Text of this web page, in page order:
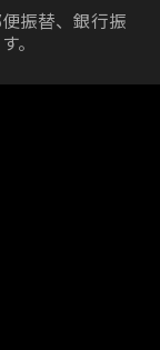
振替、銀行振
。